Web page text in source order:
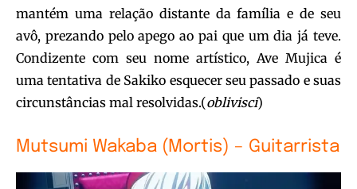
mantém uma relação distante da família e de seu
avô, prezando pelo apego ao pai que um dia já teve.
Condizente com seu nome artístico, Ave Mujica é
uma tentativa de Sakiko esquecer seu passado e suas
circunstâncias mal resolvidas.(oblivisci)
Mutsumi Wakaba (Mortis) – Guitarrista